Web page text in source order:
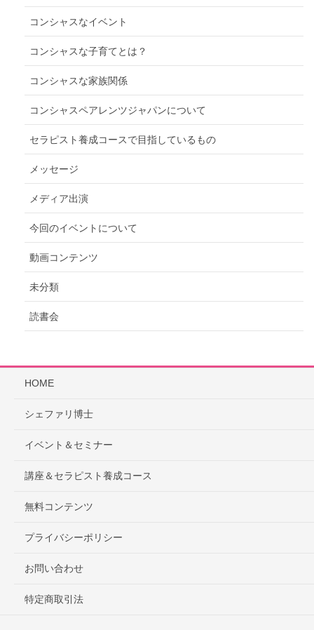
コンシャスなイベント
コンシャスな子育てとは？
コンシャスな家族関係
コンシャスペアレンツジャパンについて
セラピスト養成コースで目指しているもの
メッセージ
メディア出演
今回のイベントについて
動画コンテンツ
未分類
読書会
HOME
シェファリ博士
イベント＆セミナー
講座＆セラピスト養成コース
無料コンテンツ
プライバシーポリシー
お問い合わせ
特定商取引法